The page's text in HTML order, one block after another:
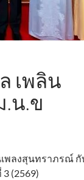
เพลิน
.น.ข
พลงสุนทราภรณ์ กั
(2569)